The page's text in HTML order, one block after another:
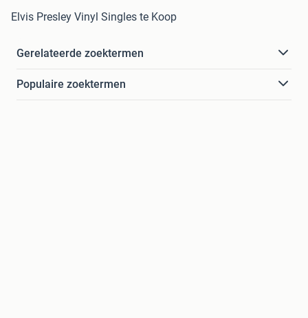
Elvis Presley Vinyl Singles te Koop
Gerelateerde zoektermen
Populaire zoektermen